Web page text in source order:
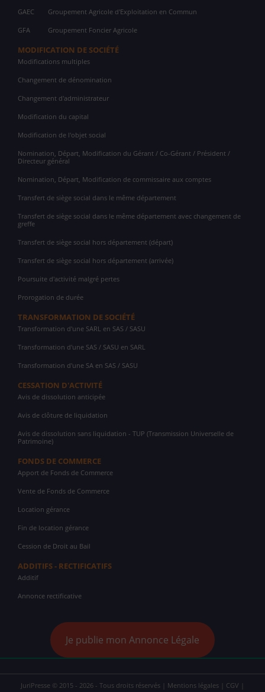
GAEC Groupement Agricole d'Exploitation en Commun
GFA Groupement Foncier Agricole
MODIFICATION DE SOCIÉTÉ
Modifications multiples
Changement de dénomination
Changement d'administrateur
Modification du capital
Modification de l'objet social
Nomination, Départ, Modification du Gérant / Co-Gérant / Président /
Directeur général
Nomination, Départ, Modification de commissaire aux comptes
Transfert de siège social dans le même département
Transfert de siège social dans le même département avec changement de
greffe
Transfert de siège social hors département (départ)
Transfert de siège social hors département (arrivée)
Poursuite d'activité malgré pertes
Prorogation de durée
TRANSFORMATION DE SOCIÉTÉ
Transformation d'une SARL en SAS / SASU
Transformation d'une SAS / SASU en SARL
Transformation d'une SA en SAS / SASU
CESSATION D'ACTIVITÉ
Avis de dissolution anticipée
Avis de clôture de liquidation
Avis de dissolution sans liquidation - TUP (Transmission Universelle de
Patrimoine)
FONDS DE COMMERCE
Apport de Fonds de Commerce
Vente de Fonds de Commerce
Location gérance
Fin de location gérance
Cession de Droit au Bail
ADDITIFS - RECTIFICATIFS
Additif
Annonce rectificative
Je publie mon Annonce Légale
JuriPresse © 2015 - 2026 - Tous droits réservés | Mentions légales CGV